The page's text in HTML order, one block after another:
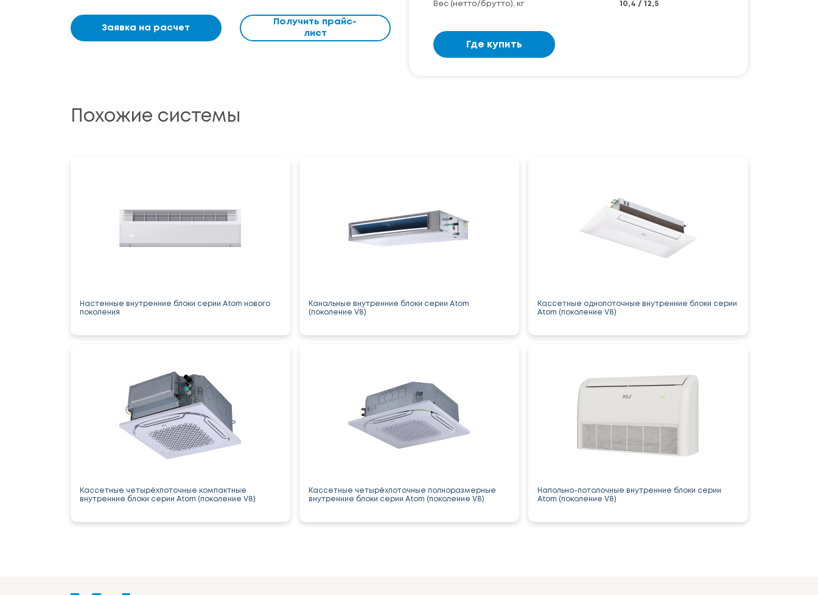
Заявка на расчет
Получить прайс-
лист
Вес (нетто/брутто), кг 10,4 / 12,5
Где купить
Похожие системы
Настенные внутренние блоки серии Atom нового
поколения
Канальные внутренние блоки серии Atom
(поколение V8)
Кассетные однопоточные внутренние блоки серии
Atom (поколение V8)
Кассетные четырёхпоточные компактные
внутренние блоки серии Atom (поколение V8)
Кассетные четырёхпоточные полноразмерные
внутренние блоки серии Atom (поколение V8)
Напольно-потолочные внутренние блоки серии
Atom (поколение V8)